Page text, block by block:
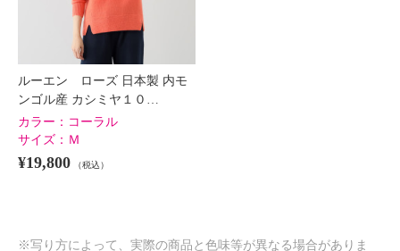
ルーエン ローズ 日本製 内モ
ンゴル産 カシミヤ１０…
カラー： コーラル
サイズ： Ｍ
¥19,800 （税込）
※写り方によって、実際の商品と色味等が異なる場合がありま